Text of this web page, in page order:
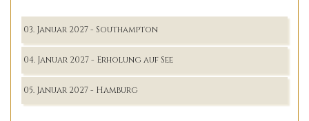
03. Januar 2027 - Southampton
04. Januar 2027 - Erholung auf See
05. Januar 2027 - Hamburg